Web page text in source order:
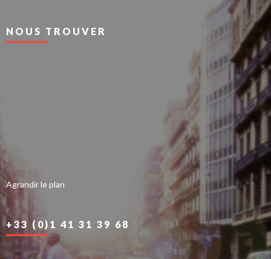
NOUS TROUVER
Agrandir le plan
+33 (0)1 41 31 39 68